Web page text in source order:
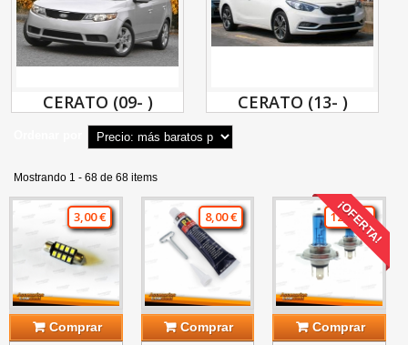
CERATO (09- ) CERATO (13- )
Mostrando 1 - 68 de 68 items
3,00 €
Comprar
8,00 €
Comprar
¡OFERTA!
12,00 €
Comprar